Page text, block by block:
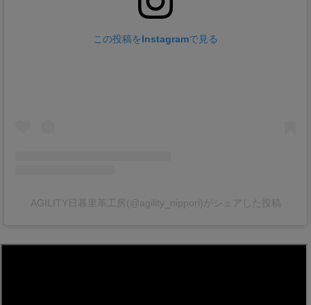
この投稿をInstagramで見る
AGILITY日暮里革工房(@agility_nippori)がシェアした投稿